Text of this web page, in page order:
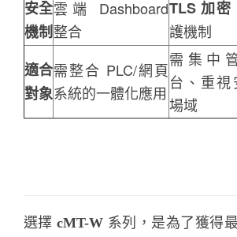
安全
機制
雲端 Dashboard
整合
TLS 加密
護機制
適合
對象
需整合 PLC/網頁
系統的一體化應用
需集中
台、重
場域
選擇cMT-W 系列，是為了獲得